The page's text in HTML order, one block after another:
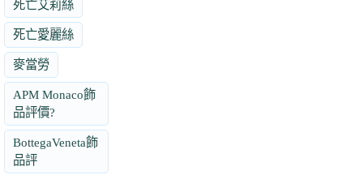
死亡艾莉絲
死亡愛麗絲
麥當勞
APM Monaco飾
品評價?
BottegaVeneta飾
品評